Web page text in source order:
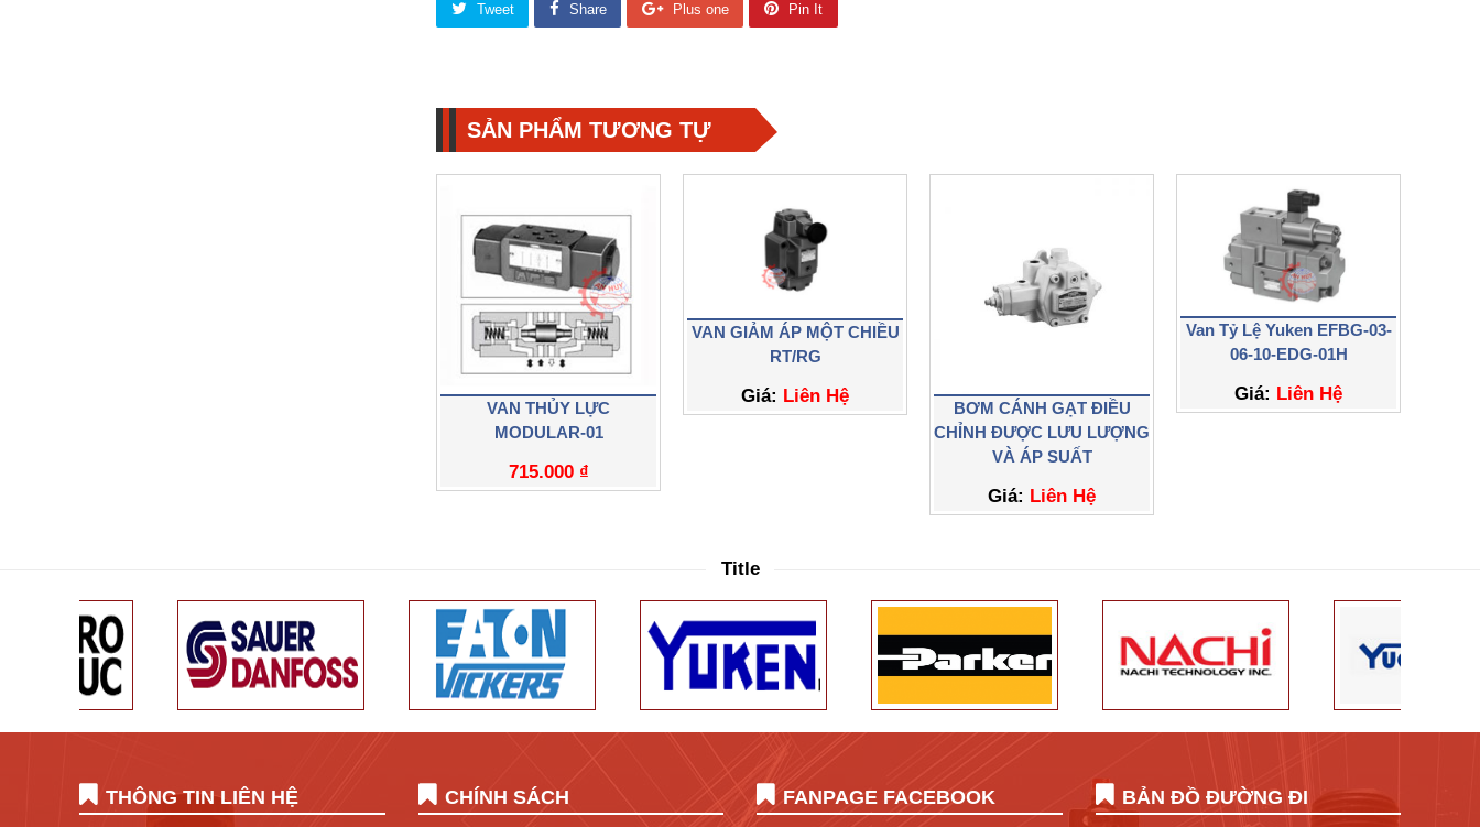
Tweet Share Plus one Pin It
SẢN PHẨM TƯƠNG TỰ
VAN THỦY LỰC
MODULAR-01
715.000 ₫
VAN GIẢM ÁP MỘT CHIỀU
RT/RG
Giá: Liên Hệ
BƠM CÁNH GẠT ĐIỀU
CHỈNH ĐƯỢC LƯU LƯỢNG
VÀ ÁP SUẤT
Giá: Liên Hệ
Van Tỷ Lệ Yuken EFBG-03-
06-10-EDG-01H
Giá: Liên Hệ
Title
THÔNG TIN LIÊN HỆ CHÍNH SÁCH FANPAGE FACEBOOK BẢN ĐỒ ĐƯỜNG ĐI